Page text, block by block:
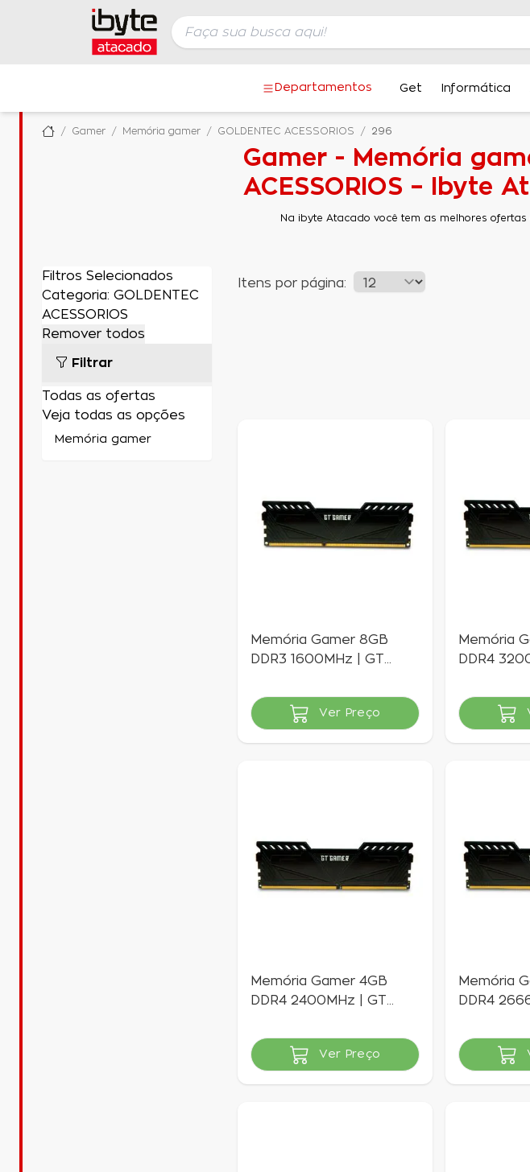
Departamentos Get Informática
Gamer Memória gamer GOLDENTEC ACESSORIOS 296
Gamer - Memória
ACESSORIOS – Ibyte
Na ibyte Atacado você tem as melhores
Filtros Selecionados
Categoria: GOLDENTEC
ACESSORIOS
Remover todos
Filtrar
Todas as ofertas
Veja todas as opções
Itens por página:
Memória Gamer 8GB
DDR3 1600MHz | GT
R$ 201,00
ou 3x de R$ 67,00
Ver Preço
Memória
DDR4
Indisponível
Memória Gamer 4GB
DDR4 2400MHz | GT
Indisponível
Ver Preço
Memória
DDR4
Indisponível